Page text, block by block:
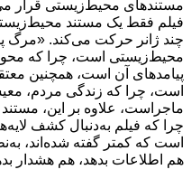
مستندهای محیط‌زیستی قرار
فیلم فقط یک مستند
چند ژانر حرکت می‌کند. «مرگ
محیط‌زیستی است، چرا که
پیامدهای آن است، همچنین
است، چرا که زندگی مردم،
چرا که فیلم به‌دنبال کشف
است که کمتر گفته شده‌اند،
هم اطلاعات بدهد، هم هشدار